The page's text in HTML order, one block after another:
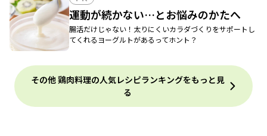
運動が続かない…とお悩みのかたへ
腸活だけじゃない！太りにくいカラダづくりをサポートし
てくれるヨーグルトがあるってホント？
その他 鶏肉料理の人気レシピランキングをもっと見
る